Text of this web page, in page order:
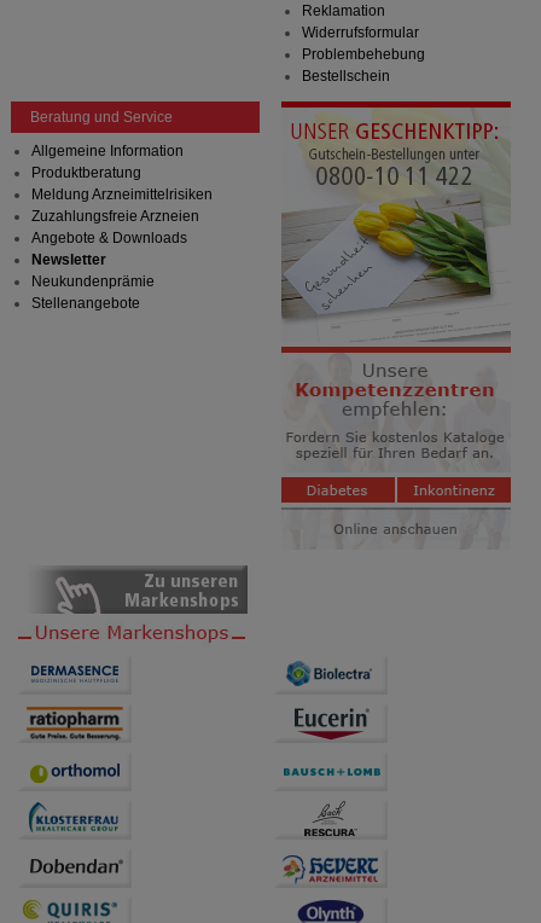
Reklamation
Widerrufsformular
Problembehebung
Bestellschein
Beratung und Service
Allgemeine Information
Produktberatung
Meldung Arzneimittelrisiken
Zuzahlungsfreie Arzneien
Angebote & Downloads
Newsletter
Neukundenprämie
Stellenangebote